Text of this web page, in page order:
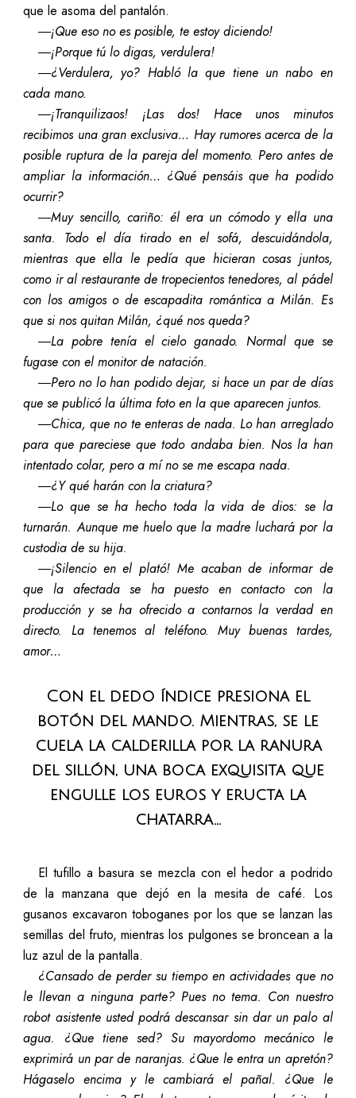
que le asoma del pantalón.
―¡Que eso no es posible, te estoy diciendo!
―¡Porque tú lo digas, verdulera!
―¿Verdulera, yo? Habló la que tiene un nabo en
cada mano.
―¡Tranquilizaos! ¡Las dos! Hace unos minutos
recibimos una gran exclusiva… Hay rumores acerca de la
posible ruptura de la pareja del momento. Pero antes de
ampliar la información… ¿Qué pensáis que ha podido
ocurrir?
―Muy sencillo, cariño: él era un cómodo y ella una
santa. Todo el día tirado en el sofá, descuidándola,
mientras que ella le pedía que hicieran cosas juntos,
como ir al restaurante de tropecientos tenedores, al pádel
con los amigos o de escapadita romántica a Milán. Es
que si nos quitan Milán, ¿qué nos queda?
―La pobre tenía el cielo ganado. Normal que se
fugase con el monitor de natación.
―Pero no lo han podido dejar, si hace un par de días
que se publicó la última foto en la que aparecen juntos.
―Chica, que no te enteras de nada. Lo han arreglado
para que pareciese que todo andaba bien. Nos la han
intentado colar, pero a mí no se me escapa nada.
―¿Y qué harán con la criatura?
―Lo que se ha hecho toda la vida de dios: se la
turnarán. Aunque me huelo que la madre luchará por la
custodia de su hija.
―¡Silencio en el plató! Me acaban de informar de
que la afectada se ha puesto en contacto con la
producción y se ha ofrecido a contarnos la verdad en
directo. La tenemos al teléfono. Muy buenas tardes,
amor…
Con el dedo índice presiona el
botón del mando. Mientras, se le
cuela la calderilla por la ranura
del sillón, una boca exquisita que
engulle los euros y eructa la
chatarra...
El tufillo a basura se mezcla con el hedor a podrido
de la manzana que dejó en la mesita de café. Los
gusanos excavaron toboganes por los que se lanzan las
semillas del fruto, mientras los pulgones se broncean a la
luz azul de la pantalla.
¿Cansado de perder su tiempo en actividades que no
le llevan a ninguna parte? Pues no tema. Con nuestro
robot asistente usted podrá descansar sin dar un palo al
agua. ¿Que tiene sed? Su mayordomo mecánico le
exprimirá un par de naranjas. ¿Que le entra un apretón?
Hágaselo encima y le cambiará el pañal. ¿Que le